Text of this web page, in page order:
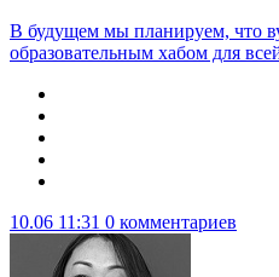
В будущем мы планируем, что
образовательным хабом для
10.06 11:31 0 комментариев